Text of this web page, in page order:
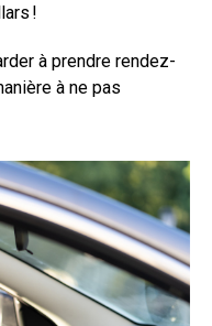
!
à prendre rendez-
à ne pas